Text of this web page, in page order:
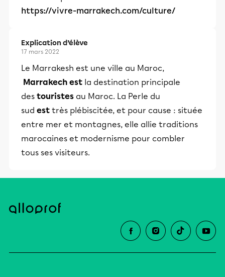
https://vivre-marrakech.com/culture/
Explication d’élève
17 mars 2022
Le Marrakesh est une ville au Maroc,
Marrakech est la destination principale
des touristes au Maroc. La Perle du
sud est très plébiscitée, et pour cause : située
entre mer et montagnes, elle allie traditions
marocaines et modernisme pour combler
tous ses visiteurs.